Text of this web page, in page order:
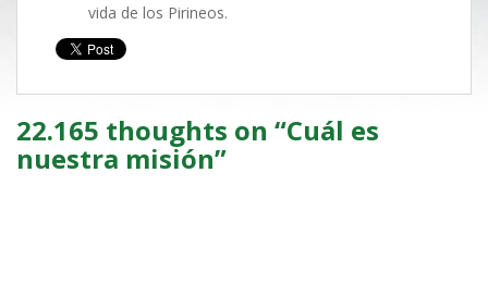
vida de los Pirineos.
22.165 thoughts on “Cuál es
nuestra misión”